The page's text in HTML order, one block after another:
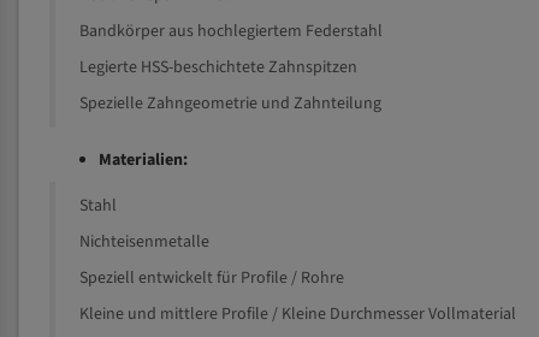
Bandkörper aus hochlegiertem Federstahl
Legierte HSS-beschichtete Zahnspitzen
Spezielle Zahngeometrie und Zahnteilung
Materialien:
Stahl
Nichteisenmetalle
Speziell entwickelt für Profile / Rohre
Kleine und mittlere Profile / Kleine Durchmesser Vollmaterial